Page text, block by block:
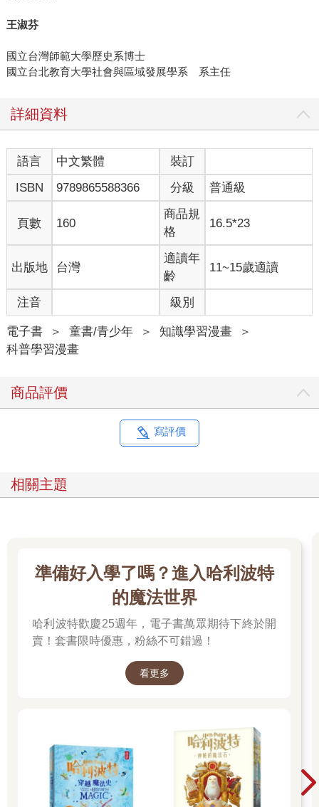
王淑芬
國立台灣師範大學歷史系博士
國立台北教育大學社會與區域發展學系 系主任
詳細資料
語言 中文繁體
裝訂
ISBN
9789865588366 分級 普通級
頁數 160
商品規
格
16.5*23
出版地 台灣
適讀年
齡
11~15歲適讀
注音 級別
電子書 ＞ 童書/青少年 ＞ 知識學習漫畫
＞
科普學習漫畫
商品評價
寫評價
相關主題
準備好入學了嗎？進入哈利波特
的魔法世界
哈利波特歡慶25週年，電子書萬眾期待下終於開
賣！套書限時優惠，粉絲不可錯過！
看更多